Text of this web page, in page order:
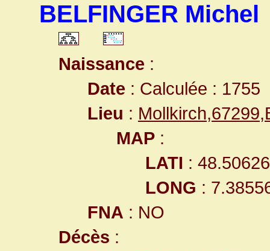
BELFINGER Michel
Naissance :
Date : Calculée : 1755
Lieu :
MAP :
LATI :
LONG :
FNA : NO
Décès :